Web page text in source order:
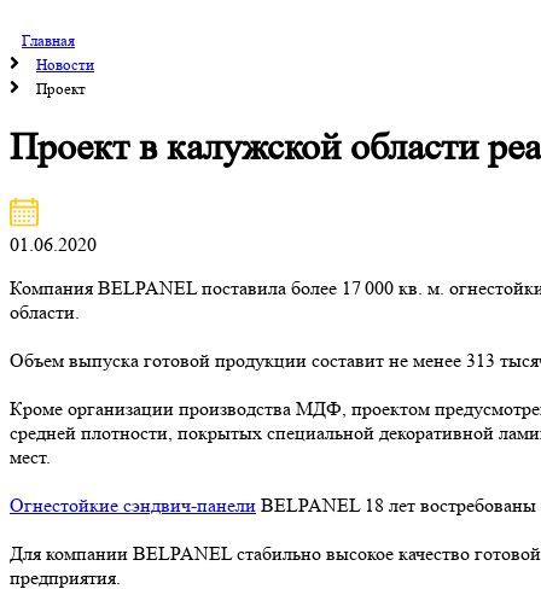
Главная
Новости
Проект
Проект в калужской области
01.06.2020
Компания BELPANEL поставила более 17 000 кв. м.
области.
Объем выпуска готовой продукции составит не менее 313
Кроме организации производства МДФ, проектом
средней плотности, покрытых специальной декоративной
мест.
Огнестойкие сэндвич-панели BELPANEL 18 лет востребованы
Для компании BELPANEL стабильно высокое качество
предприятия.